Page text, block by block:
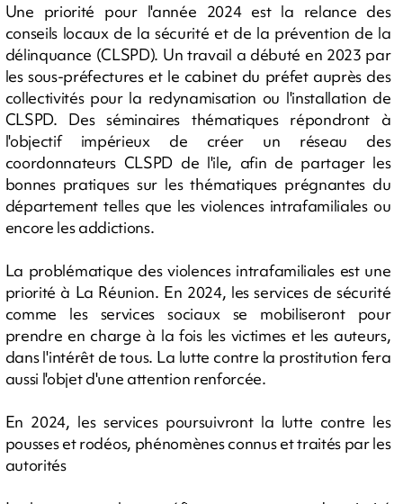
Une priorité pour l'année 2024 est la relance des
conseils locaux de la sécurité et de la prévention de la
délinquance (CLSPD). Un travail a débuté en 2023 par
les sous-préfectures et le cabinet du préfet auprès des
collectivités pour la redynamisation ou l'installation de
CLSPD. Des séminaires thématiques répondront à
l'objectif impérieux de créer un réseau des
coordonnateurs CLSPD de l'ile, afin de partager les
bonnes pratiques sur les thématiques prégnantes du
département telles que les violences intrafamiliales ou
encore les addictions.
La problématique des violences intrafamiliales est une
priorité à La Réunion. En 2024, les services de sécurité
comme les services sociaux se mobiliseront pour
prendre en charge à la fois les victimes et les auteurs,
dans l'intérêt de tous. La lutte contre la prostitution fera
aussi l'objet d'une attention renforcée.
En 2024, les services poursuivront la lutte contre les
pousses et rodéos, phénomènes connus et traités par les
autorités